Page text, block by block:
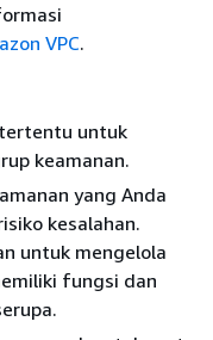
VPC.
untuk
keamanan.
yang Anda
kesalahan.
untuk mengelola
fungsi dan